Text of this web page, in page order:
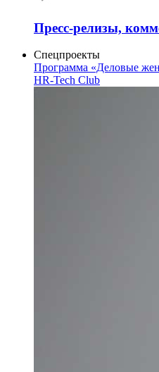
Пресс-релизы,
Спецпроекты
Программа «Деловые
HR-Tech Club